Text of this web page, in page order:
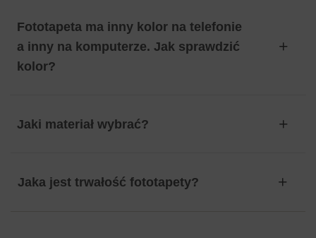
Fototapeta ma inny kolor na telefonie
a inny na komputerze. Jak sprawdzić
kolor?
Jaki materiał wybrać?
Jaka jest trwałość fototapety?